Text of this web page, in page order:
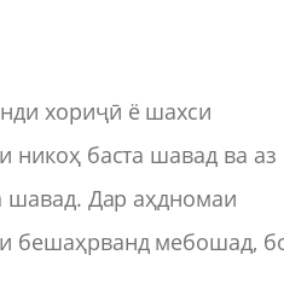
хориҷӣ ё шахси
никоҳ баста шавад ва аз
шавад. Дар аҳдномаи
бешаҳрванд мебошад,